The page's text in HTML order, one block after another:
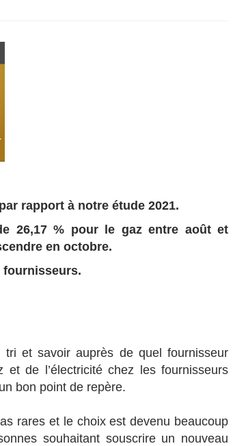
rapport à notre étude 2021.
26,17 % pour le gaz entre août et
en octobre.
fournisseurs.
tri et savoir auprès de quel fournisseur
de l’électricité chez les fournisseurs
bon point de repère.
rares et le choix est devenu beaucoup
souhaitant souscrire un nouveau